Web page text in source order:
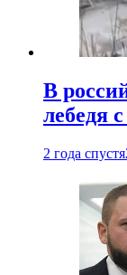
В
лебедя
2 года спустя